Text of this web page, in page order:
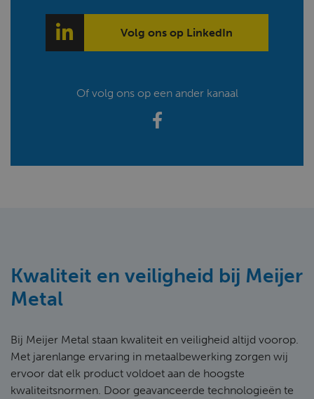
Volg ons op LinkedIn
Of volg ons op een ander kanaal
Kwaliteit en veiligheid bij Meijer
Metal
Bij Meijer Metal staan kwaliteit en veiligheid altijd voorop.
Met jarenlange ervaring in metaalbewerking zorgen wij
ervoor dat elk product voldoet aan de hoogste
kwaliteitsnormen. Door geavanceerde technologieën te